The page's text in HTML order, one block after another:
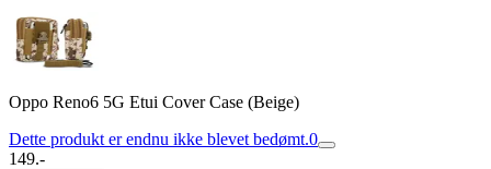
Oppo Reno6 5G Etui Cover Case (Beige)
Dette produkt er endnu ikke blevet bedømt.0
149.-